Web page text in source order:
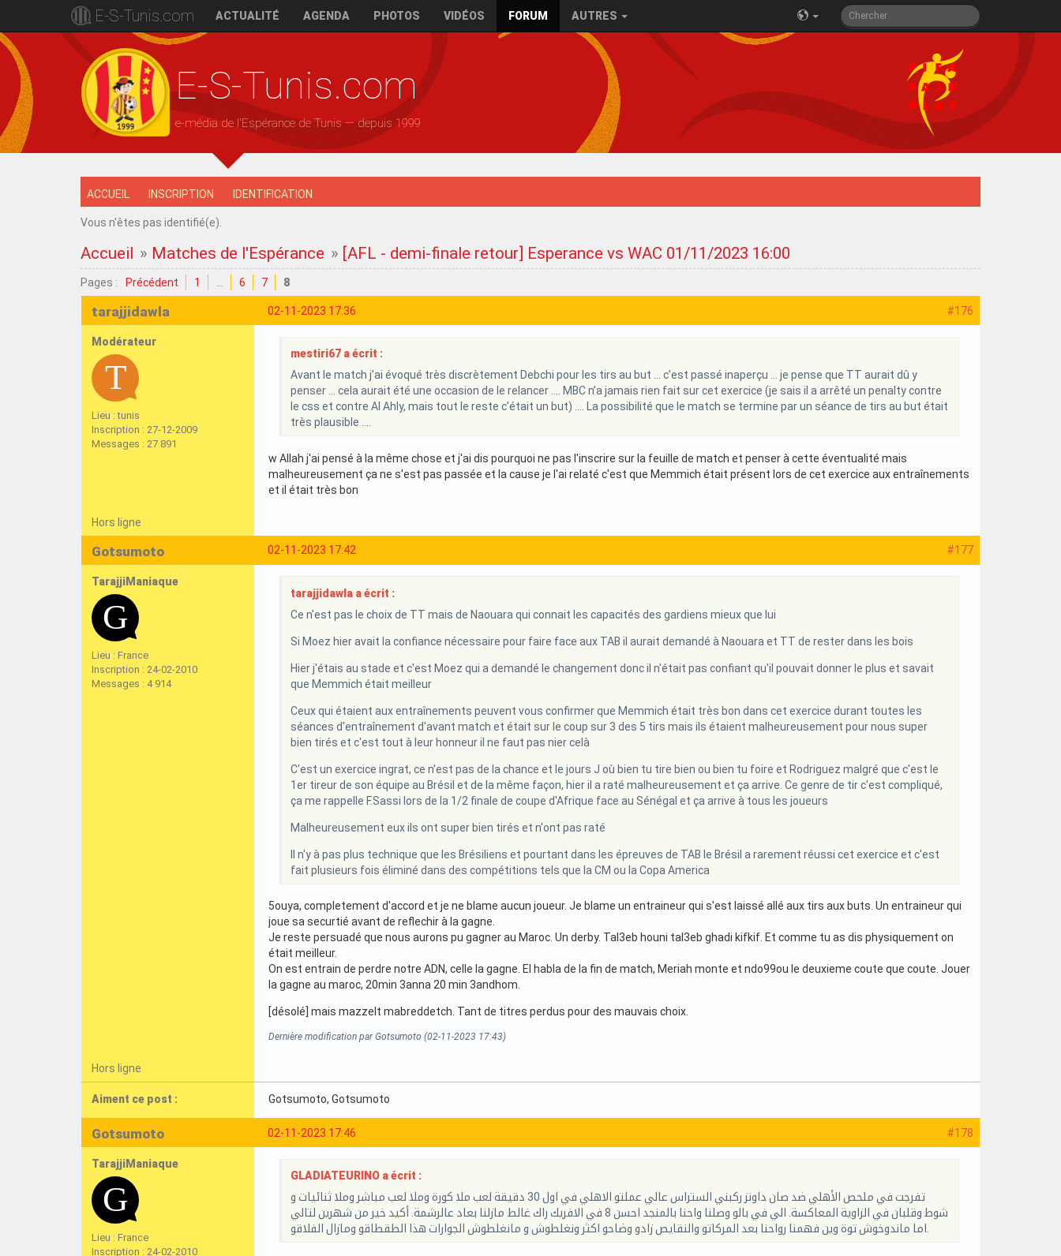
E-S-Tunis.com ACTUALITÉ AGENDA PHOTOS VIDÉOS FORUM AUTRES
E-S-Tunis.com
e-média de l'Espérance de Tunis — depuis 1999
ACCUEIL INSCRIPTION IDENTIFICATION
Vous n'êtes pas identifié(e).
Accueil » Matches de l'Espérance » [AFL - demi-finale retour] Esperance vs WAC 01/11/2023 16:00
Pages : Précédent 1 6 7 8
#176
02-11-2023 17:36
tarajjidawla
Modérateur
Lieu : tunis
Inscription : 27-12-2009
Messages : 27 891
mestiri67 a écrit :
Avant le match j’ai évoqué très discrètement Debchi pour les tirs au but … c’est passé inaperçu … je pense que TT aurait dû y
penser … cela aurait été une occasion de le relancer …. MBC n’a jamais rien fait sur cet exercice (je sais il a arrêté un penalty contre
le css et contre Al Ahly, mais tout le reste c’était un but) …. La possibilité que le match se termine par un séance de tirs au but était
très plausible ….
w Allah j'ai pensé à la même chose et j'ai dis pourquoi ne pas l'inscrire sur la feuille de match et penser à cette éventualité mais
malheureusement ça ne s'est pas passée et la cause je l'ai relaté c'est que Memmich était présent lors de cet exercice aux entraînements
et il était très bon
Hors ligne
#177
02-11-2023 17:42
Gotsumoto
TarajjiManiaque
Lieu : France
Inscription : 24-02-2010
Messages : 4 914
tarajjidawla a écrit :
Ce n'est pas le choix de TT mais de Naouara qui connait les capacités des gardiens mieux que lui
Si Moez hier avait la confiance nécessaire pour faire face aux TAB il aurait demandé à Naouara et TT de rester dans les bois
Hier j'étais au stade et c'est Moez qui a demandé le changement donc il n'était pas confiant qu'il pouvait donner le plus et savait
que Memmich était meilleur
Ceux qui étaient aux entraînements peuvent vous confirmer que Memmich était très bon dans cet exercice durant toutes les
séances d'entraînement d'avant match et était sur le coup sur 3 des 5 tirs mais ils étaient malheureusement pour nous super
bien tirés et c'est tout à leur honneur il ne faut pas nier celà
C'est un exercice ingrat, ce n'est pas de la chance et le jours J où bien tu tire bien ou bien tu foire et Rodriguez malgré que c'est le
1er tireur de son équipe au Brésil et de la même façon, hier il a raté malheureusement et ça arrive. Ce genre de tir c'est compliqué,
ça me rappelle F.Sassi lors de la 1/2 finale de coupe d'Afrique face au Sénégal et ça arrive à tous les joueurs
Malheureusement eux ils ont super bien tirés et n'ont pas raté
Il n'y à pas plus technique que les Brésiliens et pourtant dans les épreuves de TAB le Brésil a rarement réussi cet exercice et c'est
fait plusieurs fois éliminé dans des compétitions tels que la CM ou la Copa America
5ouya, completement d'accord et je ne blame aucun joueur. Je blame un entraineur qui s'est laissé allé aux tirs aux buts. Un entraineur qui
joue sa securtié avant de reflechir à la gagne.
Je reste persuadé que nous aurons pu gagner au Maroc. Un derby. Tal3eb houni tal3eb ghadi kifkif. Et comme tu as dis physiquement on
était meilleur.
On est entrain de perdre notre ADN, celle la gagne. El habla de la fin de match, Meriah monte et ndo99ou le deuxieme coute que coute. Jouer
la gagne au maroc, 20min 3anna 20 min 3andhom.
[désolé] mais mazzelt mabreddetch. Tant de titres perdus pour des mauvais choix.
Dernière modification par Gotsumoto (02-11-2023 17:43)
Hors ligne
Aiment ce post : Gotsumoto, Gotsumoto
#178
02-11-2023 17:46
Gotsumoto
TarajjiManiaque
Lieu : France
Inscription : 24-02-2010
GLADIATEURINO a écrit :
تفرجت في ملحص الأهلي ضد صان داونز ركبني الستراس عالي عملتو الاهلي في اول 30 دقيقة لعب ملا كورة وملا لعب مباشر وملا ثنائيات و
شوط وقلبان في الزاوية المعاكسة. الي في بالو وصلنا واحنا بالمنجد احسن 8 في الافريك راك غالط مازلنا بعاد عالرشمة. أكيد خير من شهرين لتالي
اما ماندوخوش توة وين فهمنا رواحنا بعد المركاتو والنقايص زادو وضاحو اكثر ونغلطوش و مانغلطوش الجوارات هذا الطقطاقو ومازال الفلاقو.